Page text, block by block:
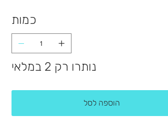
כמות
נותרו רק 2 במלאי
הוספה לסל